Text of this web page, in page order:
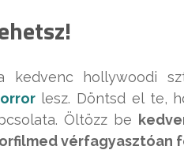
kedvenc hollywoodi
lesz. Döntsd el te,
Öltözz be
vérfagyasztóan